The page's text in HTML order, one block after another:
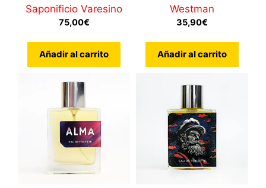
0
Saponificio Varesino
75,00€
Añadir al carrito
Westman
35,90€
Añadir al carrito